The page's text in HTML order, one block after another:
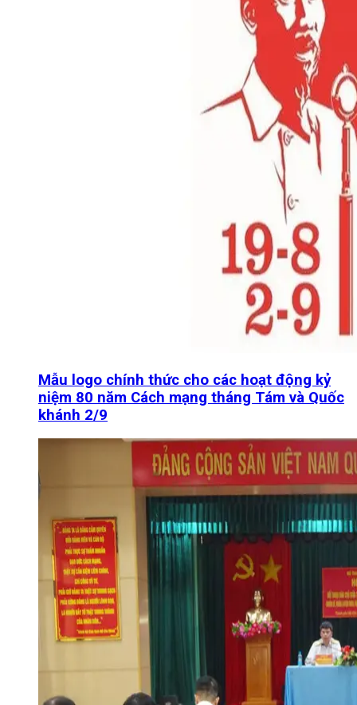
Mẫu logo chính thức cho các hoạt động kỷ
niệm 80 năm Cách mạng tháng Tám và Quốc
khánh 2/9